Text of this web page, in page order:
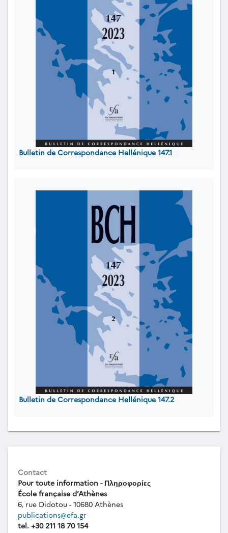
Bulletin de Correspondance Hellénique 147.1
Bulletin de Correspondance Hellénique 147.2
Contact
Pour toute information - Πληροφορίες
École française d’Athènes
6, rue Didotou - 10680 Athènes
publications@efa.gr
tel. +30 211 18 70 154